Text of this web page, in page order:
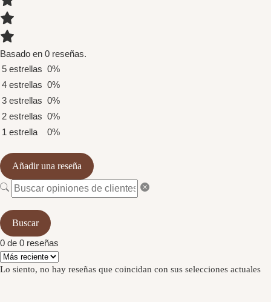
Basado en 0 reseñas.
5 estrellas 0%
4 estrellas 0%
3 estrellas 0%
2 estrellas 0%
1 estrella
0%
Añadir una reseña
Buscar
0 de 0 reseñas
Lo siento, no hay reseñas que coincidan con sus selecciones actuales